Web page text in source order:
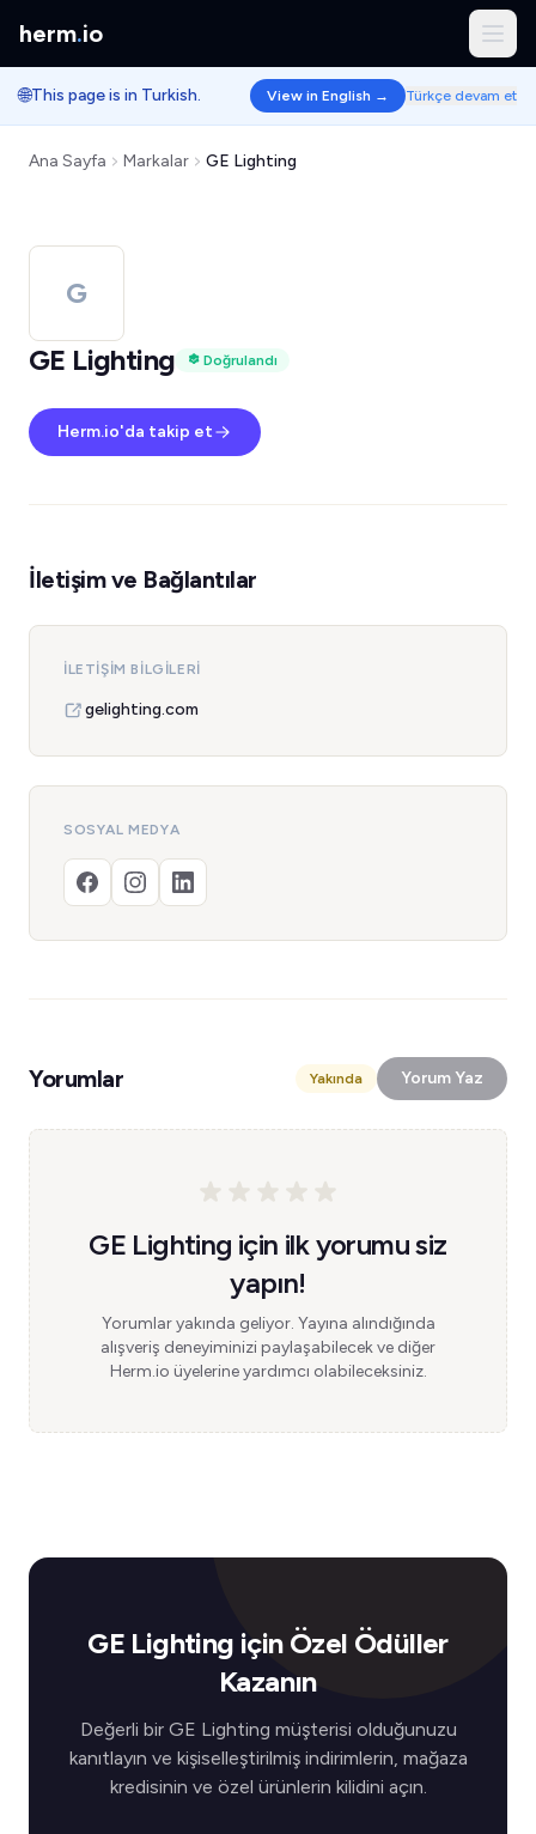
herm.io
🌐This page is in Turkish. View in English → Türkçe devam et
Ana Sayfa Markalar GE Lighting
G
GE Lighting
Doğrulandı
Herm.io'da takip et
İletişim ve Bağlantılar
İLETIŞIM BILGILERI
gelighting.com
SOSYAL MEDYA
Yorumlar Yakında Yorum Yaz
GE Lighting için ilk yorumu siz
yapın!
Yorumlar yakında geliyor. Yayına alındığında
alışveriş deneyiminizi paylaşabilecek ve diğer
Herm.io üyelerine yardımcı olabileceksiniz.
GE Lighting için Özel Ödüller
Kazanın
Değerli bir GE Lighting müşterisi olduğunuzu
kanıtlayın ve kişiselleştirilmiş indirimlerin, mağaza
kredisinin ve özel ürünlerin kilidini açın.